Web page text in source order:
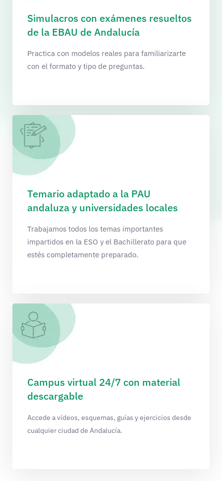
Simulacros con exámenes resueltos
de la EBAU de Andalucía
Practica con modelos reales para familiarizarte
con el formato y tipo de preguntas.
Temario adaptado a la PAU
andaluza y universidades locales
Trabajamos todos los temas importantes
impartidos en la ESO y el Bachillerato para que
estés completamente preparado.
Campus virtual 24/7 con material
descargable
Accede a vídeos, esquemas, guías y ejercicios desde
cualquier ciudad de Andalucía.